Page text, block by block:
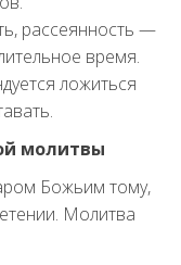
рассеянность —
время.
ложиться
молитвы
Божьим тому,
Молитва